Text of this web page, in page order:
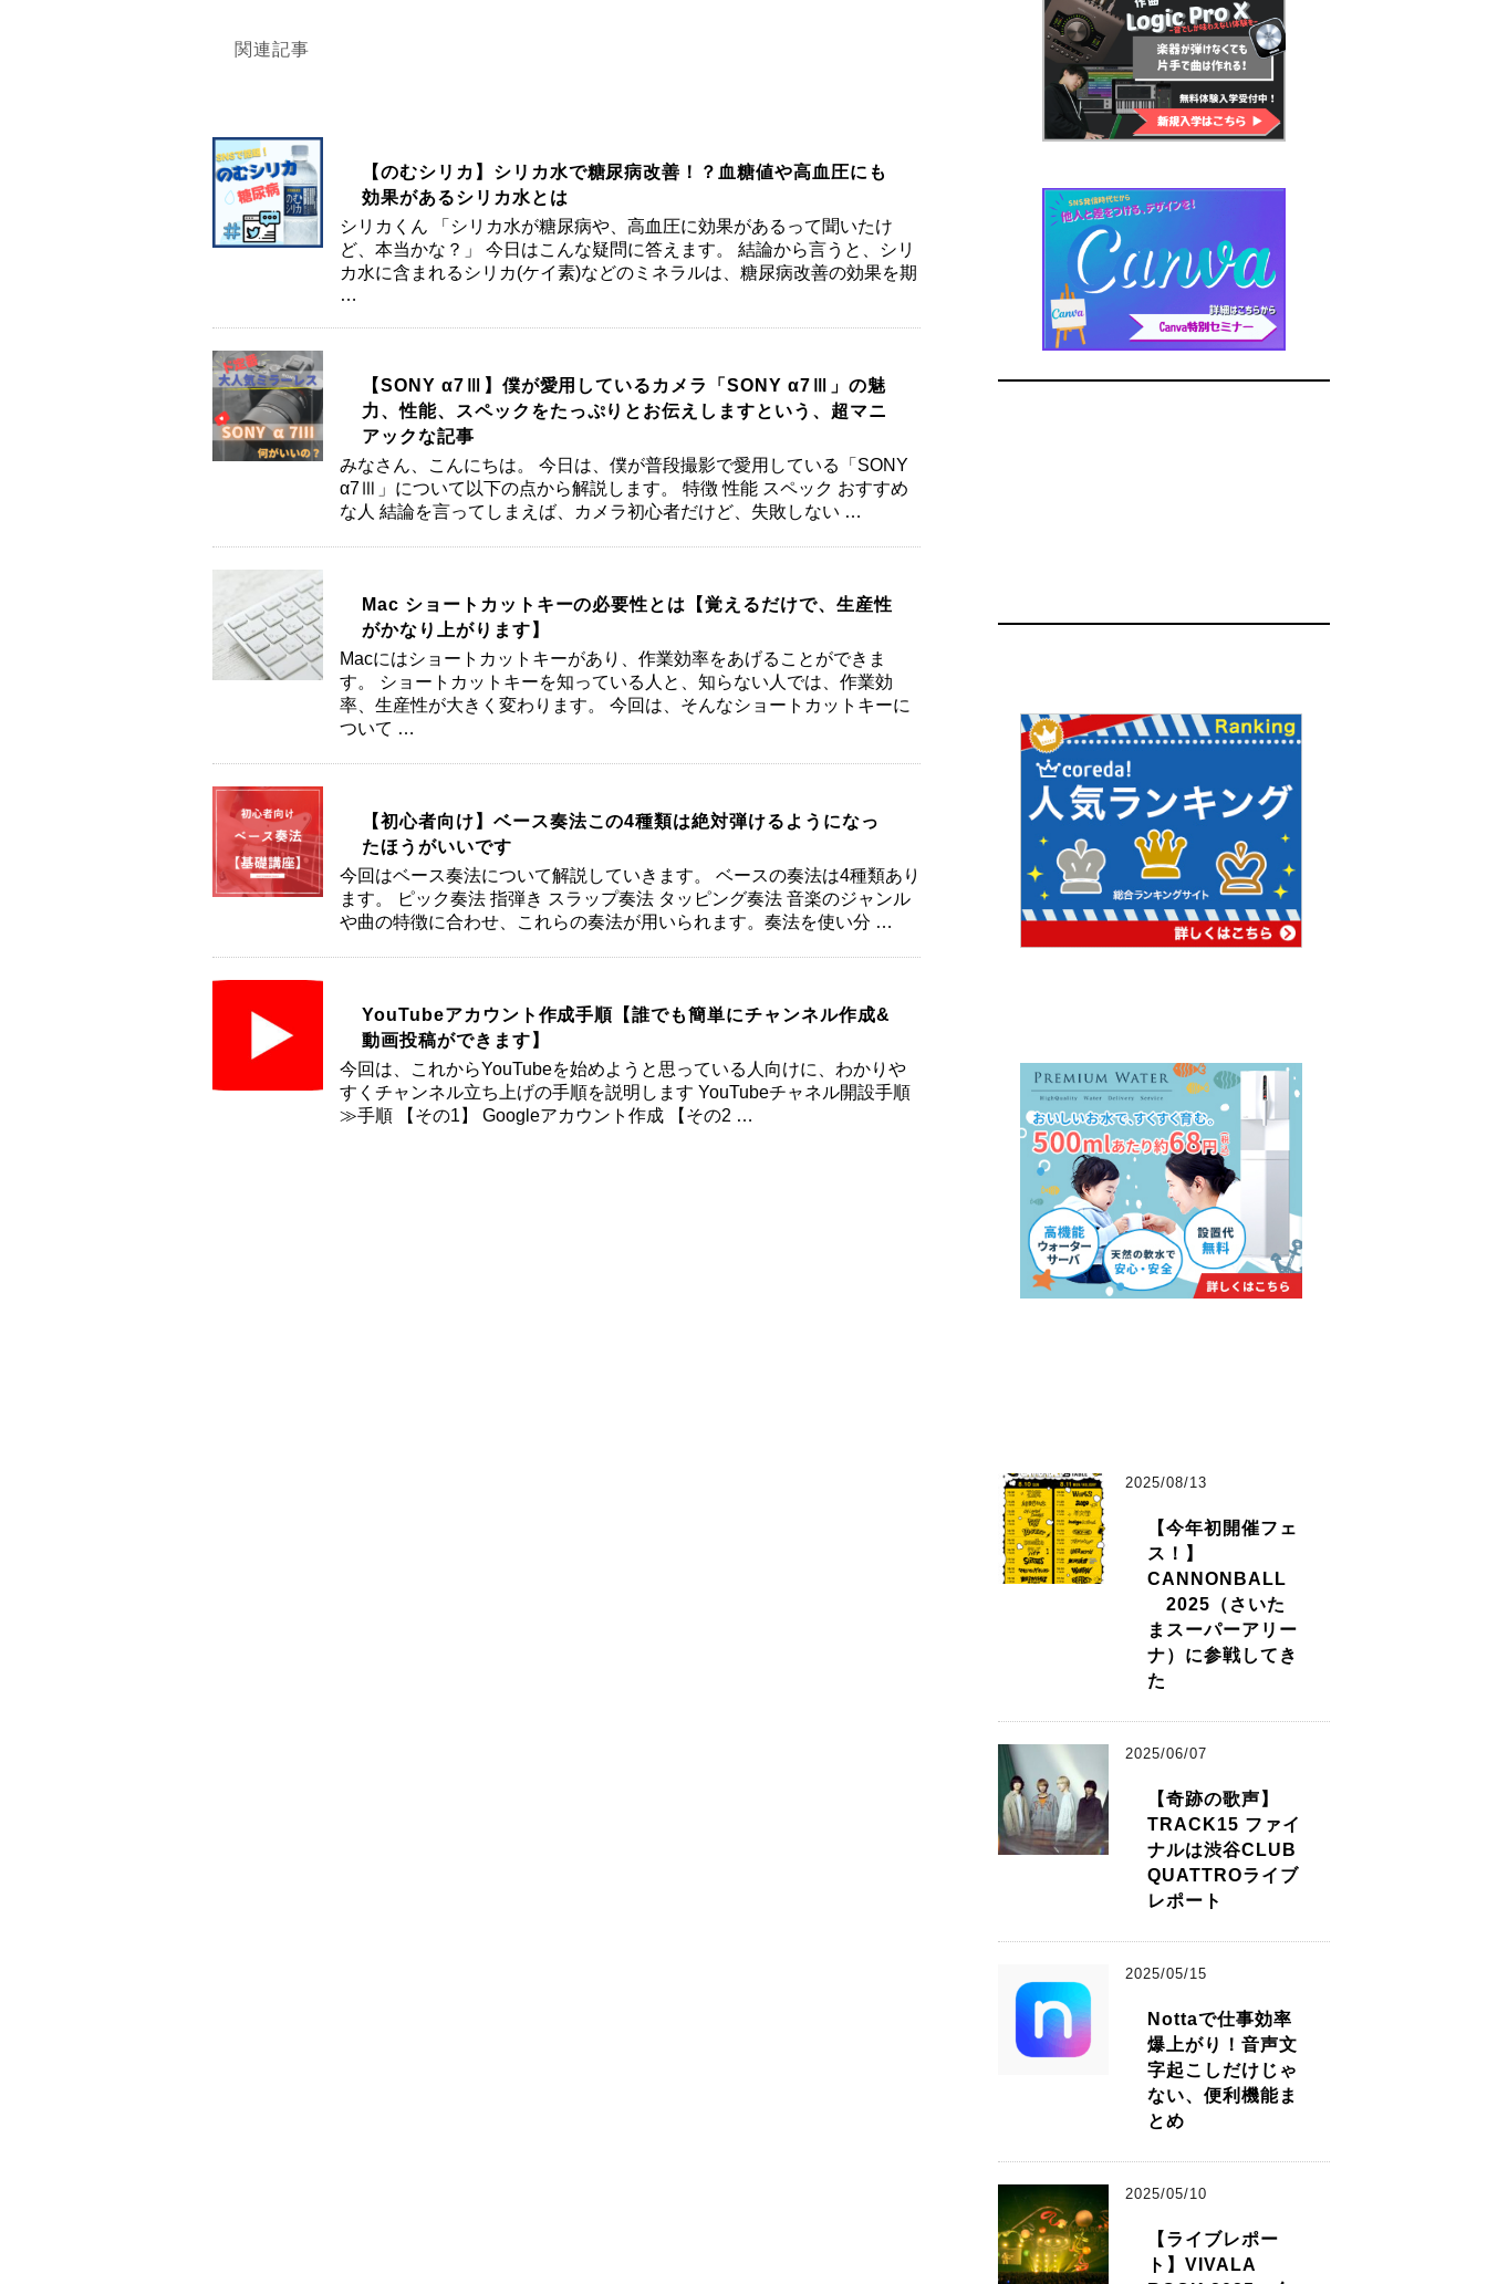
関連記事
【のむシリカ】シリカ水で糖尿病改善！？血糖値や高血圧にも
効果があるシリカ水とは
シリカくん 「シリカ水が糖尿病や、高血圧に効果があるって聞いたけ
ど、本当かな？」 今日はこんな疑問に答えます。 結論から言うと、シリ
カ水に含まれるシリカ(ケイ素)などのミネラルは、糖尿病改善の効果を期
…
【SONY α7Ⅲ】僕が愛用しているカメラ「SONY α7Ⅲ」の魅
力、性能、スペックをたっぷりとお伝えしますという、超マニ
アックな記事
みなさん、こんにちは。 今日は、僕が普段撮影で愛用している「SONY
α7Ⅲ」について以下の点から解説します。 特徴 性能 スペック おすすめ
な人 結論を言ってしまえば、カメラ初心者だけど、失敗しない …
Mac ショートカットキーの必要性とは【覚えるだけで、生産性
がかなり上がります】
Macにはショートカットキーがあり、作業効率をあげることができま
す。 ショートカットキーを知っている人と、知らない人では、作業効
率、生産性が大きく変わります。 今回は、そんなショートカットキーに
ついて …
【初心者向け】ベース奏法この4種類は絶対弾けるようになっ
たほうがいいです
今回はベース奏法について解説していきます。 ベースの奏法は4種類あり
ます。 ピック奏法 指弾き スラップ奏法 タッピング奏法 音楽のジャンル
や曲の特徴に合わせ、これらの奏法が用いられます。奏法を使い分 …
YouTubeアカウント作成手順【誰でも簡単にチャンネル作成&
動画投稿ができます】
今回は、これからYouTubeを始めようと思っている人向けに、わかりや
すくチャンネル立ち上げの手順を説明します YouTubeチャネル開設手順
≫手順 【その1】 Googleアカウント作成 【その2 …
2025/08/13
【今年初開催フェ
ス！】
CANNONBALL
2025（さいた
まスーパーアリー
ナ）に参戦してき
た
2025/06/07
【奇跡の歌声】
TRACK15 ファイ
ナルは渋谷CLUB
QUATTROライブ
レポート
2025/05/15
Nottaで仕事効率
爆上がり！音声文
字起こしだけじゃ
ない、便利機能ま
とめ
2025/05/10
【ライブレポー
ト】VIVALA